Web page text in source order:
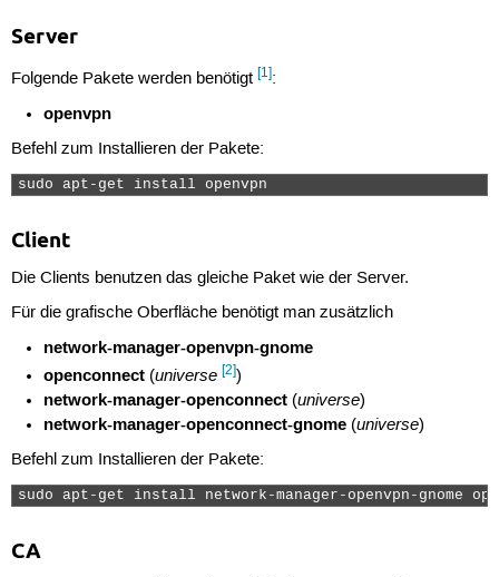
Server
Folgende Pakete werden benötigt [1]:
openvpn
Befehl zum Installieren der Pakete:
sudo apt-get install openvpn
Client
Die Clients benutzen das gleiche Paket wie der Server.
Für die grafische Oberfläche benötigt man zusätzlich
network-manager-openvpn-gnome
openconnect (universe [2])
network-manager-openconnect (universe)
network-manager-openconnect-gnome (universe)
Befehl zum Installieren der Pakete:
sudo apt-get install network-manager-openvpn-gnome
CA